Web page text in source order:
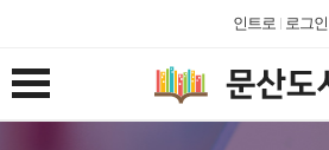
인트로 로그인